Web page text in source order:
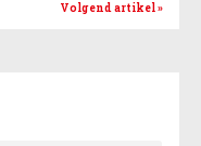
Volgend artikel»